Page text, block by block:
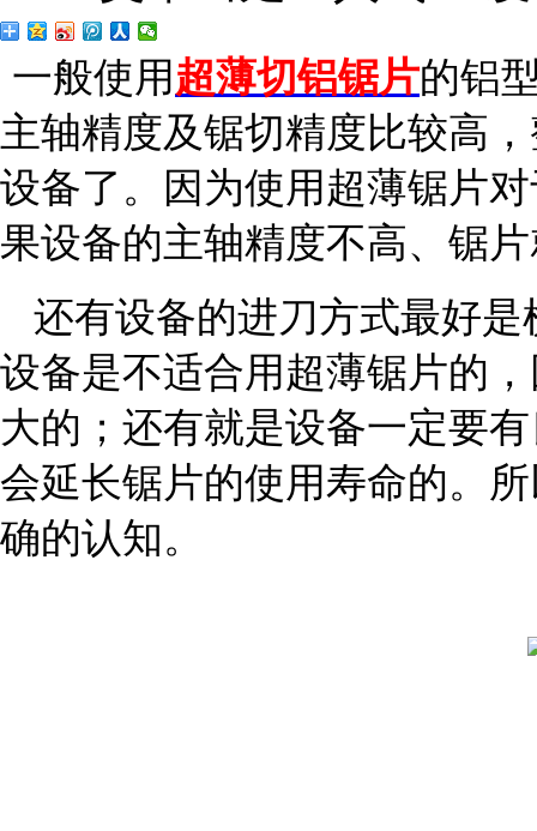
一般使用 超薄切铝锯片的铝
主轴精度及锯切精度比较高
设备了。因为使用超薄锯片
果设备的主轴精度不高、锯
还有设备的进刀方式最好
设备是不适合用超薄锯片的
大的；还有就是设备一定要
会延长锯片的使用寿命的。
确的认知。